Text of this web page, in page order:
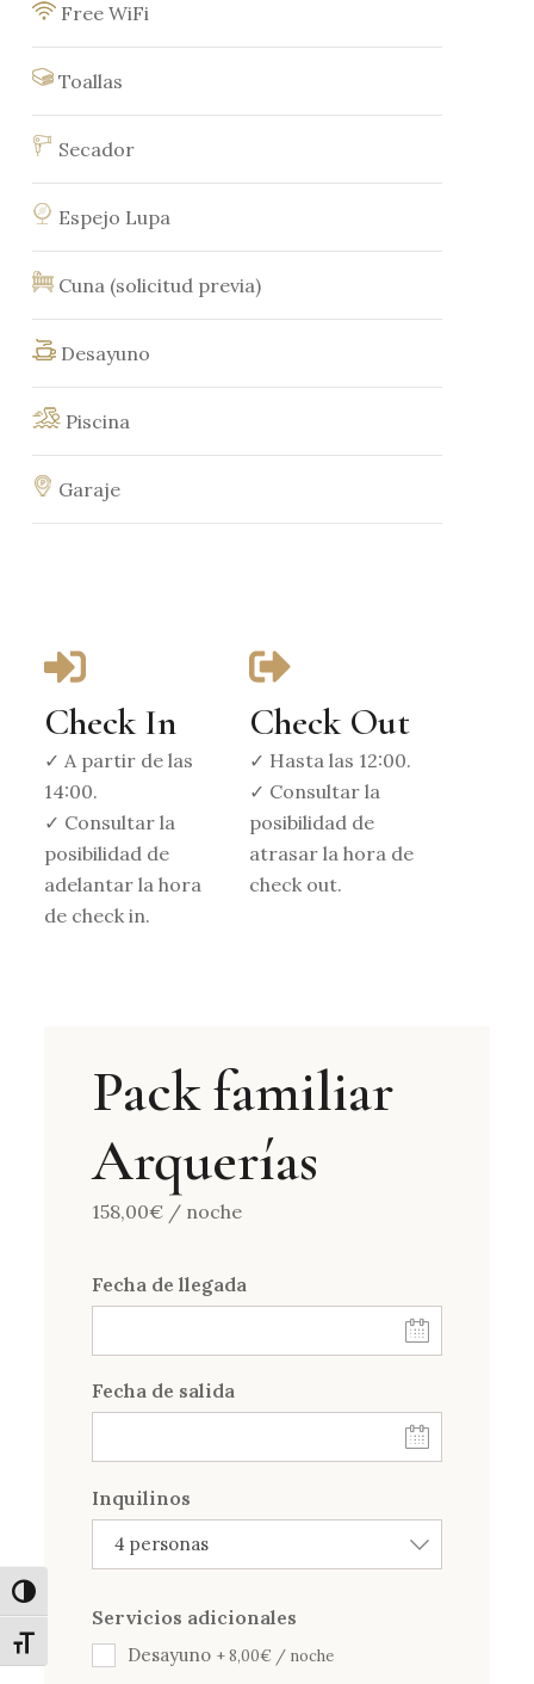
Alternar alto contraste
Alternar tamaño de letra
Free WiFi
Toallas
Secador
Espejo Lupa
Cuna (solicitud previa)
Desayuno
Piscina
Garaje
Check In
✓ A partir de las
14:00.
✓ Consultar la
posibilidad de
adelantar la hora
de check in.
Check Out
✓ Hasta las 12:00.
✓ Consultar la
posibilidad de
atrasar la hora de
check out.
Pack familiar
Arquerías
158,00€/ noche
Fecha de llegada
Fecha de salida
Inquilinos
4 personas
Servicios adicionales
Desayuno +8,00€/ noche